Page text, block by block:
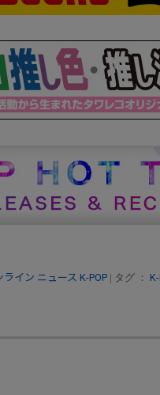
イン ニュース K-POP | タグ ：